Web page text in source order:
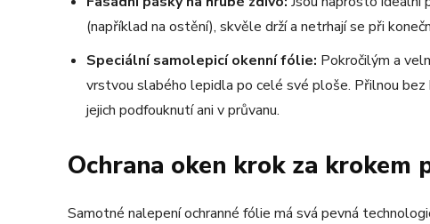
(například na ostění), skvěle drží a netrhají se při
Speciální samolepicí okenní fólie: Pokročilým a
vrstvou slabého lepidla po celé své ploše. Přilnou
jejich podfouknutí ani v průvanu.
Ochrana oken krok za krokem
Samotné nalepení ochranné fólie má svá pevná